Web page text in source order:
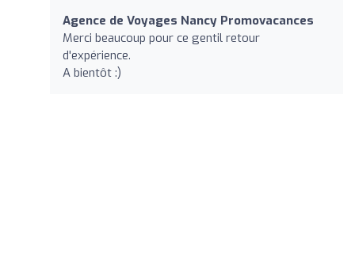
Agence de Voyages Nancy Promovacances
Merci beaucoup pour ce gentil retour
d'expérience.
A bientôt :)